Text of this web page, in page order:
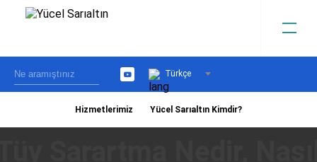
YouTubeTürkçe
Hizmetlerimiz Yücel Sarıaltın Kimdir?